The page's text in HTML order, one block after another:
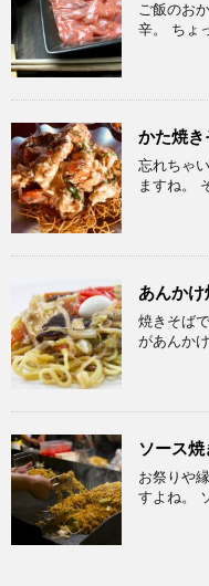
ご飯のお
辛。 ちょ
かた焼き
忘れちゃ
ますね。
あんかけ
焼きそば
があんか
ソース焼
お祭りや
すよね。